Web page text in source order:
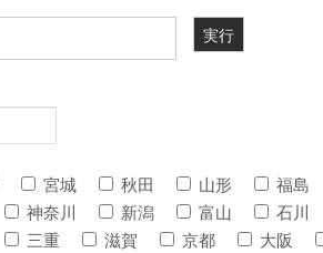
宮城 秋田 山形 福島
神奈川 新潟 富山 石川
三重 滋賀 京都 大阪